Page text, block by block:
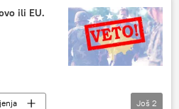
ili EU.
Još 2